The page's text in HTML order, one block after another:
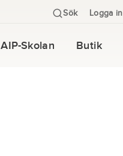
Sök Logga in
AIP-Skolan Butik